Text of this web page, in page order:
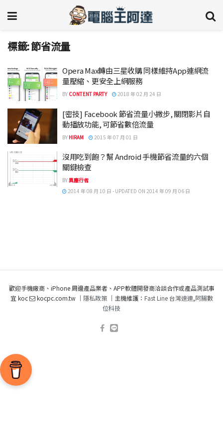
標籤:節省流量
Opera Max轉由三星收購 同樣維持App連網流
量壓縮、更安全上網服務
BY CONTENT PARTY 2018 年 02 月 24 日
[密技] Facebook 節省流量小撇步, 關閉影片自
動播放功能, 可節省數倍流量
BY HIRAM 2015 年 07 月 01 日
沒用吃到飽？幫 Android 手機節省流量的六個
關鍵檢查
BY異塵行者
2014 年 08 月 10 日 - UPDATED ON 2014 年 09 月 06 日
歡迎手機廠商、iPhone 周邊產品業者、APP軟體開發商洽談合作或產品測試事
宜 koc
kocpc.com.tw ｜ 隱私政策｜主機維護： Fast Line 台灣速連,阿腸數
位科技